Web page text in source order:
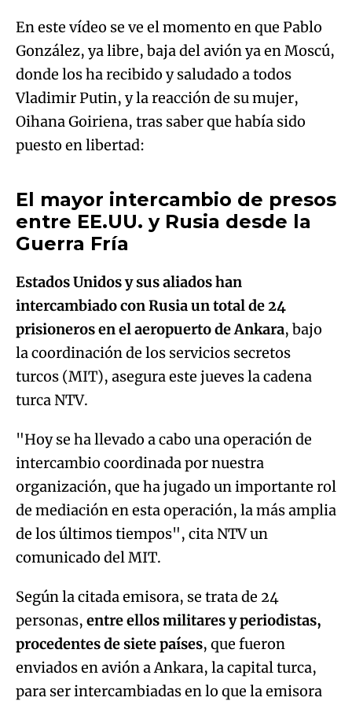
En este vídeo se ve el momento en que Pablo
González, ya libre, baja del avión ya en Moscú,
donde los ha recibido y saludado a todos
Vladimir Putin, y la reacción de su mujer,
Oihana Goiriena, tras saber que había sido
puesto en libertad:Algo salió mal.
Try again
El mayor intercambio de presos
entre EE.UU. y Rusia desde la
Guerra Fría
Estados Unidos y sus aliados han
intercambiado con Rusia un total de 24
prisioneros en el aeropuerto de Ankara, bajo
la coordinación de los servicios secretos
turcos (MIT), asegura este jueves la cadena
turca NTV.
"Hoy se ha llevado a cabo una operación de
intercambio coordinada por nuestra
organización, que ha jugado un importante rol
de mediación en esta operación, la más amplia
de los últimos tiempos", cita NTV un
comunicado del MIT.
Según la citada emisora, se trata de 24
personas, entre ellos militares y periodistas,
procedentes de siete países, que fueron
enviados en avión a Ankara, la capital turca,
para ser intercambiadas en lo que la emisora